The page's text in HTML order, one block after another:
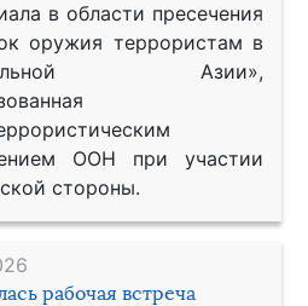
в области пресечения
оружия террористам в
Азии»,
ООН при участии
стороны.
рабочая встреча